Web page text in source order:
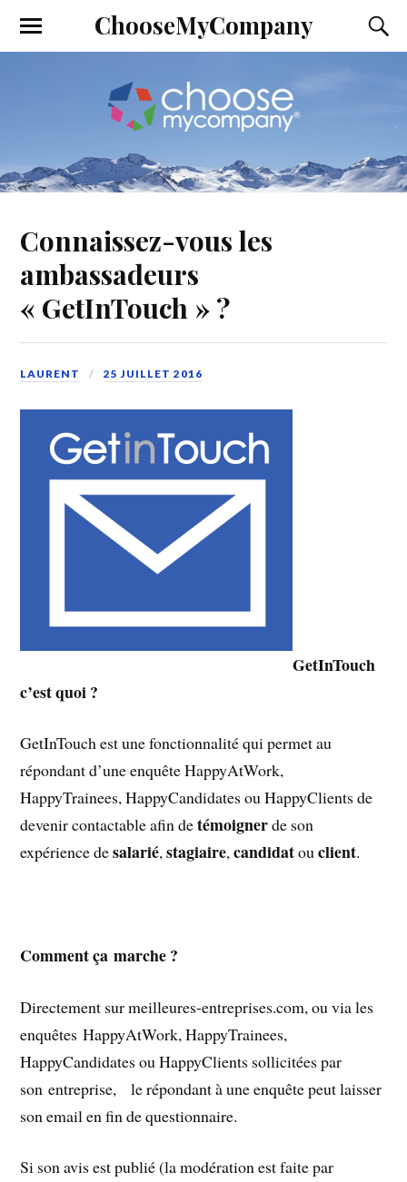
ChooseMyCompany
Connaissez-vous les
ambassadeurs
« GetInTouch » ?
LAURENT 25 JUILLET 2016
GetInTouch
c’est quoi ?
GetInTouch est une fonctionnalité qui permet au
répondant d’une enquête HappyAtWork,
HappyTrainees, HappyCandidates ou HappyClients de
devenir contactable afin detémoignerde son
expérience desalarié,stagiaire,candidatouclient.
Comment ça marche ?
Directement sur meilleures-entreprises.com, ou via les
enquêtes HappyAtWork, HappyTrainees,
HappyCandidates ou HappyClients sollicitées par
son entreprise, le répondant à une enquête peut laisser
son email en fin de questionnaire.
Si son avis est publié (la modération est faite par